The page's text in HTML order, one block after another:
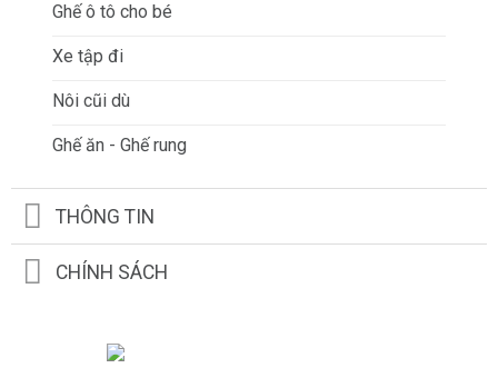
Ghế ô tô cho bé
Xe tập đi
Nôi cũi dù
Ghế ăn - Ghế rung
THÔNG TIN
CHÍNH SÁCH